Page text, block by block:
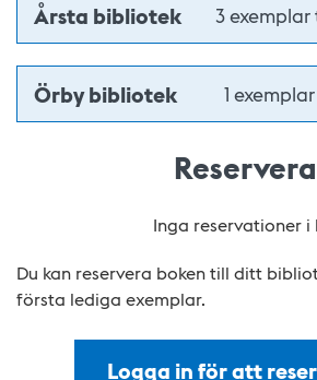
Årsta bibliotek 3
Örby bibliotek 1
Reservera
Inga reservationer i
Du kan reservera boken till ditt
första lediga exemplar.
Logga in för att